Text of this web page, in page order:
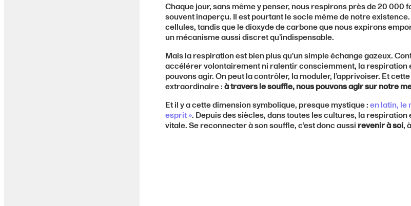
Chaque jour, sans même y penser, nous respirons près de 20 000
souvent inaperçu. Il est pourtant le socle même de notre
cellules, tandis que le dioxyde de carbone que nous expirons
un mécanisme aussi discret qu’indispensable.
Mais la respiration est bien plus qu’un simple échange gazeux.
accélérer volontairement ni ralentir consciemment, la respiration
pouvons agir. On peut la contrôler, la moduler, l’apprivoiser. Et
extraordinaire :à travers le souffle, nous pouvons agir sur notre
Et il y a cette dimension symbolique, presque mystique :en latin, le
esprit ». Depuis des siècles, dans toutes les cultures, la respiration
vitale. Se reconnecter à son souffle, c’est donc aussi revenir à soi,